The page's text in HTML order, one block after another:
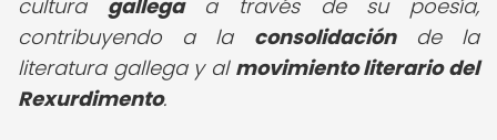
cultura gallegaa través de su poesía,
contribuyendo a la consolidaciónde la
literatura gallega y al movimiento literario del
Rexurdimento.